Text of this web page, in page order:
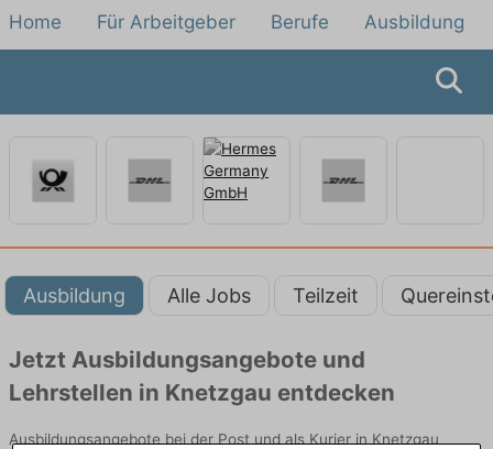
Home Für Arbeitgeber Berufe Ausbildung
Ausbildung Alle Jobs Teilzeit
Jetzt Ausbildungsangebote und
Lehrstellen in Knetzgau entdecken
Ausbildungsangebote bei der Post und als Kurier in Knetzgau